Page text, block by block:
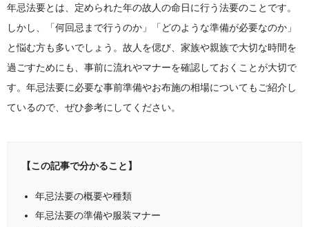
年忌法要とは、定められた年の故人の命日に行う法要のことです。
しかし、「何回忌まで行うのか」「どのような準備が必要なのか」
と悩む方も多いでしょう。故人を偲び、家族や親族で大切な時間を
過ごすためにも、事前に流れやマナーを確認しておくことが大切で
す。年忌法要に必要な事前準備やお布施の相場についてもご紹介し
ているので、ぜひ参考にしてください。
【この記事で分かること】
年忌法要の概要や種類
年忌法要の準備や服装マナー